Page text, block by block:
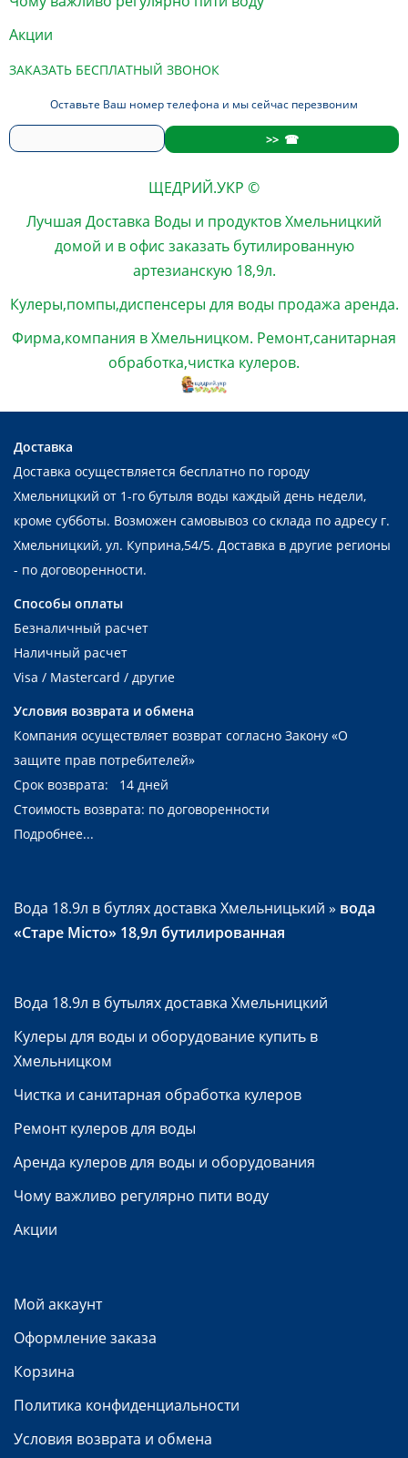
Акции
ЗАКАЗАТЬ БЕСПЛАТНЫЙ ЗВОНОК
Оставьте Ваш номер телефона и мы сейчас перезвоним
ЩЕДРИЙ.УКР ©
Лучшая Доставка Воды и продуктовХмельницкий
домой и в офис заказатьбутилированную
артезианскую 18,9л.
Кулеры,помпы,диспенсеры для воды продажа аренда.
Фирма,компания в Хмельницком. Ремонт,санитарная
обработка,чистка кулеров.
Доставка
Доставка осуществляется бесплатно по городу
Хмельницкий от 1-го бутыля воды каждый день недели,
кроме субботы. Возможен самовывоз со склада по адресу г.
Хмельницкий, ул. Куприна,54/5. Доставка в другие регионы
- по договоренности.
Способы оплаты
Безналичный расчет
Наличный расчет
Visa / Mastercard / другие
Условия возврата и обмена
Компания осуществляет возврат согласно Закону «О
защите прав потребителей»
Срок возврата: 14 дней
Стоимость возврата: по договоренности
Подробнее...
Вода 18.9л в бутлях доставка Хмельницький » вода
«Старе Місто» 18,9л бутилированная
Вода 18.9л в бутылях доставка Хмельницкий
Кулеры для воды и оборудование купить в
Хмельницком
Чистка и санитарная обработка кулеров
Ремонт кулеров для воды
Аренда кулеров для воды и оборудования
Чому важливо регулярно пити воду
Акции
Мой аккаунт
Оформление заказа
Корзина
Политика конфиденциальности
Условия возврата и обмена